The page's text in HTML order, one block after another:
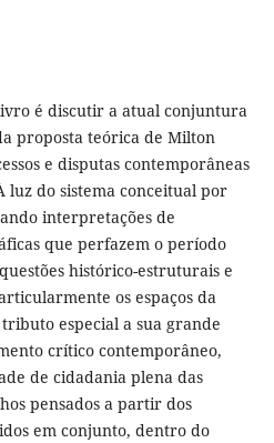
é discutir a atual conjuntura
proposta teórica de Milton
e disputas contemporâneas
luz do sistema conceitual por
interpretações de
que perfazem o período
histórico-estruturais e
os espaços da
especial a sua grande
crítico contemporâneo,
de cidadania plena das
pensados a partir dos
em conjunto, dentro do